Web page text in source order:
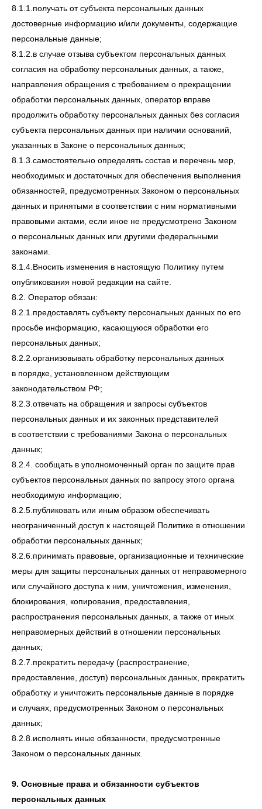
8.1.1.получать от субъекта персональных данных
достоверные информацию и/или документы, содержащие
персональные данные;
8.1.2.в случае отзыва субъектом персональных данных
согласия на обработку персональных данных, а также,
направления обращения с требованием о прекращении
обработки персональных данных, оператор вправе
продолжить обработку персональных данных без согласия
субъекта персональных данных при наличии оснований,
указанных в Законе о персональных данных;
8.1.3.самостоятельно определять состав и перечень мер,
необходимых и достаточных для обеспечения выполнения
обязанностей, предусмотренных Законом о персональных
данных и принятыми в соответствии с ним нормативными
правовыми актами, если иное не предусмотрено Законом
о персональных данных или другими федеральными
законами.
8.1.4.Вносить изменения в настоящую Политику путем
опубликования новой редакции на сайте.
8.2. Оператор обязан:
8.2.1.предоставлять субъекту персональных данных по его
просьбе информацию, касающуюся обработки его
персональных данных;
8.2.2.организовывать обработку персональных данных
в порядке, установленном действующим
законодательством РФ;
8.2.3.отвечать на обращения и запросы субъектов
персональных данных и их законных представителей
в соответствии с требованиями Закона о персональных
данных;
8.2.4. сообщать в уполномоченный орган по защите прав
субъектов персональных данных по запросу этого органа
необходимую информацию;
8.2.5.публиковать или иным образом обеспечивать
неограниченный доступ к настоящей Политике в отношении
обработки персональных данных;
8.2.6.принимать правовые, организационные и технические
меры для защиты персональных данных от неправомерного
или случайного доступа к ним, уничтожения, изменения,
блокирования, копирования, предоставления,
распространения персональных данных, а также от иных
неправомерных действий в отношении персональных
данных;
8.2.7.прекратить передачу (распространение,
предоставление, доступ) персональных данных, прекратить
обработку и уничтожить персональные данные в порядке
и случаях, предусмотренных Законом о персональных
данных;
8.2.8.исполнять иные обязанности, предусмотренные
Законом о персональных данных.
9. Основные права и обязанности субъектов
персональных данных